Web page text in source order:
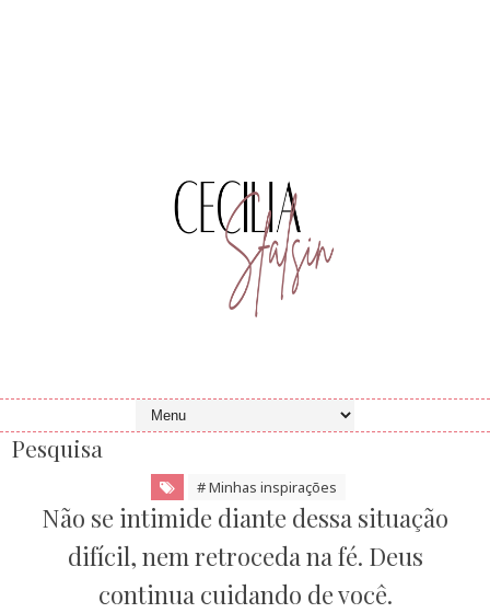
Pesquisa
# Minhas inspirações
Não se intimide diante dessa situação
difícil, nem retroceda na fé. Deus
continua cuidando de você.